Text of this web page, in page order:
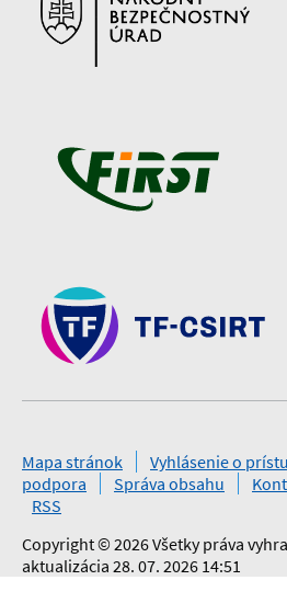
Mapa stránok Vyhlásenie o
podpora
Správa obsahu
RSS
Copyright © 2026 Všetky práva
aktualizácia 28. 07. 2026 14:51